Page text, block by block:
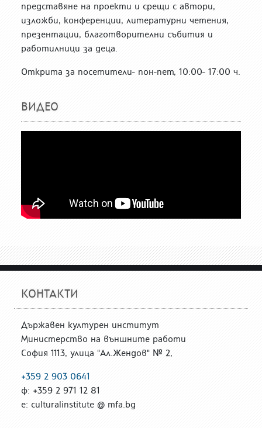
представяне на проекти и срещи с автори,
изложби, конференции, литературни четения,
презентации, благотворителни събития и
работилници за деца.
Открита за посетители- пон-пет, 10:00- 17:00 ч.
ВИДЕО
КОНТАКТИ
Държавен културен институт
Министерство на външните работи
София 1113, улица "Ал.Жендов" № 2,
+359 2 903 0641
ф: +359 2 971 12 81
е: culturalinstitute @ mfa.bg